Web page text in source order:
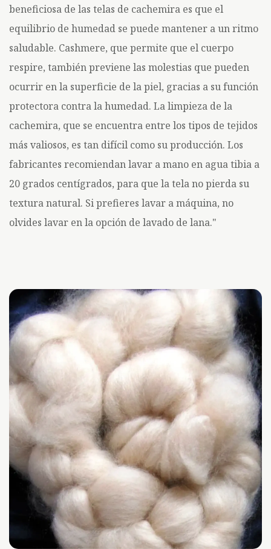
beneficiosa de las telas de cachemira es que el
equilibrio de humedad se puede mantener a un ritmo
saludable. Cashmere, que permite que el cuerpo
respire, también previene las molestias que pueden
ocurrir en la superficie de la piel, gracias a su función
protectora contra la humedad. La limpieza de la
cachemira, que se encuentra entre los tipos de tejidos
más valiosos, es tan difícil como su producción. Los
fabricantes recomiendan lavar a mano en agua tibia a
20 grados centígrados, para que la tela no pierda su
textura natural. Si prefieres lavar a máquina, no
olvides lavar en la opción de lavado de lana."